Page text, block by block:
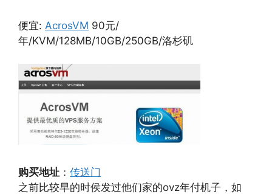
便宜: AcrosVM 90元/
年/KVM/128MB/10GB/250GB/洛杉矶
购买地址 ： 传送门
之前比较早的时侯发过他们家的ovz年付机子，如